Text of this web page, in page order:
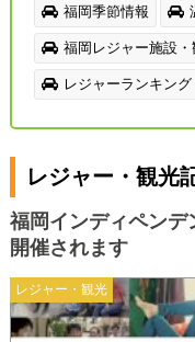
福岡季節情報
福岡レジャー施設・
レジャーランキン
レジャー・観光
レジャー・観光
福岡インディペン
開催されます